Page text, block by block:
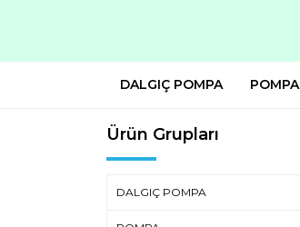
DALGIÇ POMPA POMPA
Ürün Grupları
DALGIÇ POMPA